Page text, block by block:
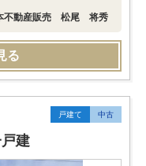
不動産販売 松尾 将秀
る
戸建て 中古
建